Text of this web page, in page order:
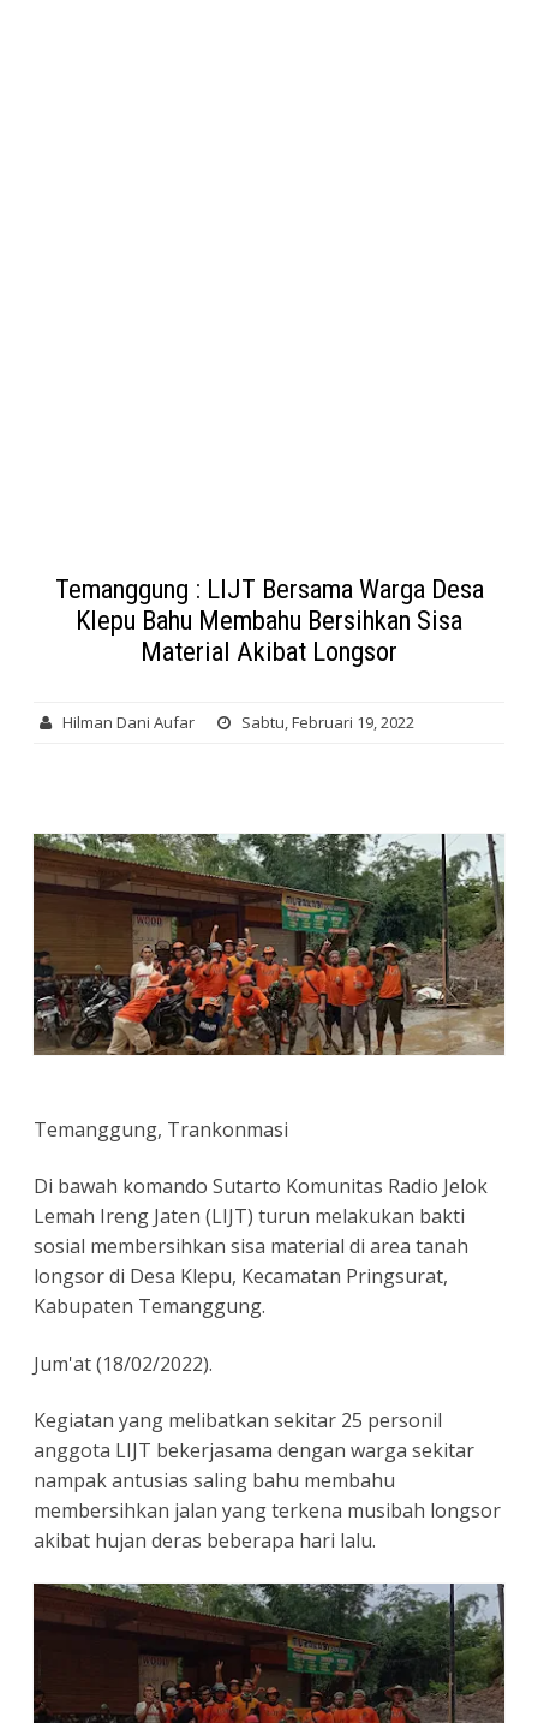
Temanggung : LIJT Bersama Warga Desa
Klepu Bahu Membahu Bersihkan Sisa
Material Akibat Longsor
Hilman Dani Aufar Sabtu, Februari 19, 2022
Temanggung, Trankonmasi
Di bawah komando Sutarto Komunitas Radio Jelok
Lemah Ireng Jaten (LIJT) turun melakukan bakti
sosial membersihkan sisa material di area tanah
longsor di Desa Klepu, Kecamatan Pringsurat,
Kabupaten Temanggung.
Jum'at (18/02/2022).
Kegiatan yang melibatkan sekitar 25 personil
anggota LIJT bekerjasama dengan warga sekitar
nampak antusias saling bahu membahu
membersihkan jalan yang terkena musibah longsor
akibat hujan deras beberapa hari lalu.